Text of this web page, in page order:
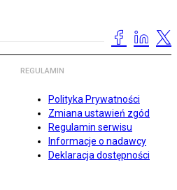
REGULAMIN
Polityka Prywatności
Zmiana ustawień zgód
Regulamin serwisu
Informacje o nadawcy
Deklaracja dostępności